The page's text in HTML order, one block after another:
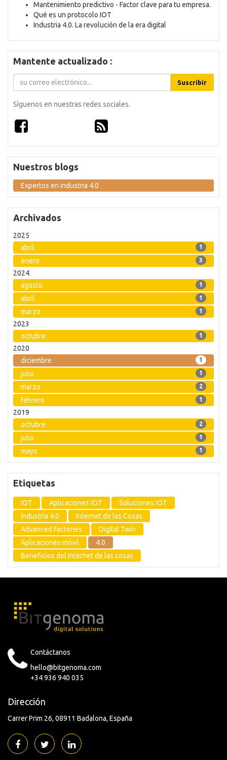
Mantenimiento predictivo - Factor clave para tu empresa.
Qué es un protocolo IOT
Industria 4.0. La revolución de la era digital
Mantente actualizado :
Suscribir
Síguenos en nuestras redes sociales.
Nuestros blogs
Expertos en industria 4.0
Archivados
2025
abril
1
enero 3
2024
agosto
1
abril 1
marzo 1
2023
octubre
1
2020
diciembre
1
julio 1
marzo 2
febrero 1
2019
octubre
2
julio 1
mayo 1
Etiquetas
IOT Aplicaciones IOT
Soluciones IOT
Industria 4.0
Internet de las Cosas
Advanced Factories
Digital Twin
Aplicaciones móvil
4.0
Beneficios del Internet de las cosas
Contáctanos
hello@bitgenoma.com
+34 936 940 035
Dirección
Carrer Prim 26 08911 Badalona España